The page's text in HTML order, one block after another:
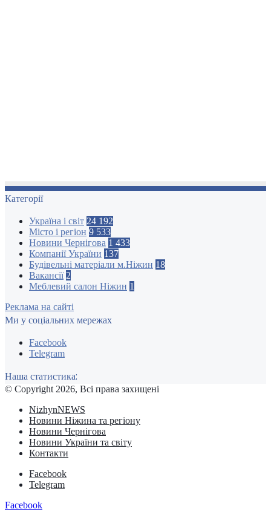
Категорії
Україна і світ 24 192
Місто і регіон 9 533
Новини Чернігова 1 433
Компанії України 137
Будівельні матеріали м.Ніжин 18
Вакансії 2
Меблевий салон Ніжин 1
Реклама на сайті
Ми у соціальних мережах
Facebook
Telegram
Наша статистика:
© Copyright 2026, Всі права захищені
NizhynNEWS
Новини Ніжина та регіону
Новини Чернігова
Новини України та світу
Контакти
Facebook
Telegram
Facebook